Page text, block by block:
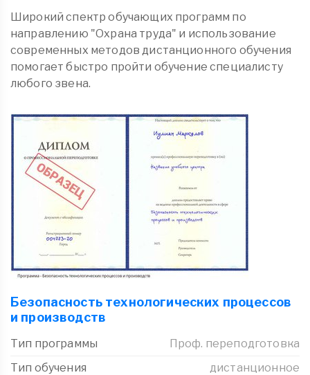
Широкий спектр обучающих программ по
направлению "Охрана труда" и использование
современных методов дистанционного обучения
помогает быстро пройти обучение специалисту
любого звена.
Безопасность технологических процессов
и производств
Тип программы
Проф. переподготовка
Тип обучения
дистанционное